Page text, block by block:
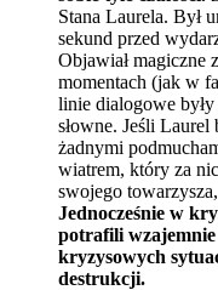
Stana Laurela. Był
sekund przed
Objawiał magiczne
momentach (jak w
linie dialogowe były
słowne. Jeśli
żadnymi
wiatrem, który za
swojego
Jednocześnie w
potrafili
kryzysowych
destrukcji.